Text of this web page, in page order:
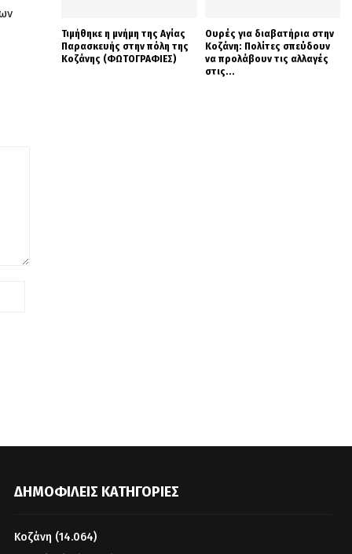
Τιμήθηκε η μνήμη της Αγίας
Παρασκευής στην πόλη της
Κοζάνης (ΦΩΤΟΓΡΑΦΙΕΣ)
Ουρές για διαβατήρια στην
Κοζάνη: Πολίτες σπεύδουν
να προλάβουν τις αλλαγές
στις...
ΔΗΜΟΦΙΛΕΊΣ ΚΑΤΗΓΟΡΊΕΣ
Κοζάνη (14.064)